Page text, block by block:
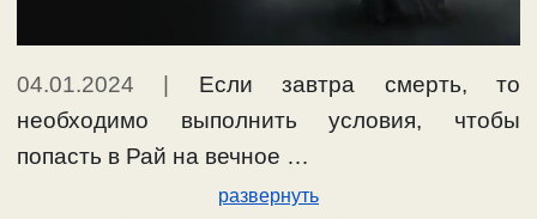
04.01.2024
Если завтра смерть, то
необходимо выполнить условия, чтобы
попасть в Рай на вечное …
развернуть